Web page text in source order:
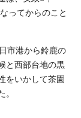
ってからのこと
市港から鈴鹿の
と西部台地の黒
をいかして茶園
。